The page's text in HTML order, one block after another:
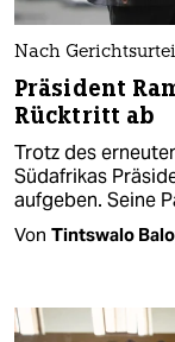
Nach
Präsident
Rücktritt ab
Trotz des
Südafrikas
aufgeben. Seine
Von Tintswalo